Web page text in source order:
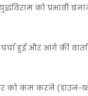
को प्रभावी
हुई और आगे की
को कम करने (डाउन-